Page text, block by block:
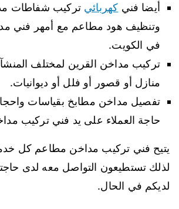
أيضا فني كهربائي تركيب شفاطات
وتنظيف هود مطاعم مع أمهر فني
في الكويت.
تركيب مداخن القرين لمختلف
منازل أو قصور أو فلل أو ديوانيات.
تفصيل مداخن مطابخ بقياسات
حاجة العملاء على يد فني تركيب
يتيح فني تركيب مداخن مطاعم كل
لذلك تستطيعون التواصل معه لدى
لديكم في الحال.